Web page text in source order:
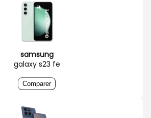
samsung
galaxy s23 fe
Comparer